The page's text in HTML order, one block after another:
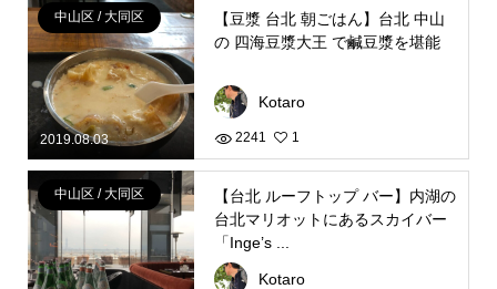
2019.08.03
中山区 / 大同区
【豆漿 台北 朝ごはん】台北 中山
の 四海豆漿大王 で鹹豆漿を堪能
Kotaro
2241 1
中山区 / 大同区
【台北 ルーフトップ バー】内湖の
台北マリオットにあるスカイバー
「Inge’s ...
Kotaro